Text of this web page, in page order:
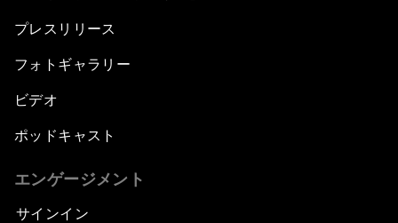
プレスリリース
フォトギャラリー
ビデオ
ポッドキャスト
エンゲージメント
サインイン